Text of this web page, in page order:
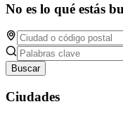
No es lo qué estás
Buscar
Ciudades